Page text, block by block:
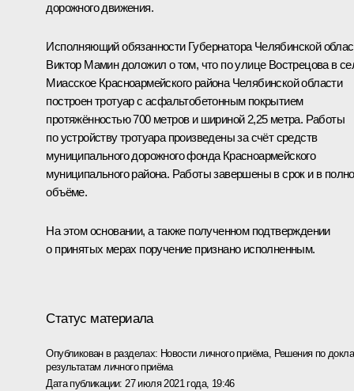
дорожного движения.
Исполняющий обязанности Губернатора Челябинской
Виктор Мамин доложил о том, что по улице Вострецова в
Миасское Красноармейского района Челябинской области
построен тротуар с асфальтобетонным покрытием
протяжённостью 700 метров и шириной 2,25 метра. Работы
по устройству тротуара произведены за счёт средств
муниципального дорожного фонда Красноармейского
муниципального района. Работы завершены в срок и в
объёме.
На этом основании, а также полученном подтверждении
о принятых мерах поручение признано исполненным.
Статус материала
Опубликован в разделах: Новости личного приёма, Решения по
результатам личного приёма
Дата публикации: 27 июля 2021 года, 19:46